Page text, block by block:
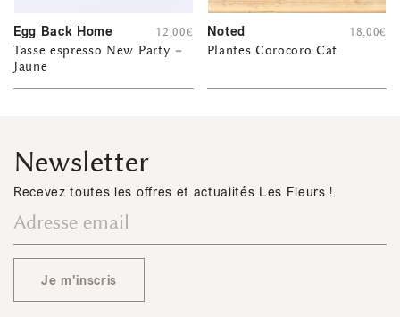
Egg Back Home
Tasse espresso New Party –
Jaune
12,00€ Noted
Plantes Corocoro Cat
18,00€
Newsletter
Recevez toutes les offres et actualités Les Fleurs !
Je m'inscris